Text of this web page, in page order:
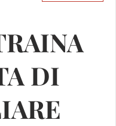
DI